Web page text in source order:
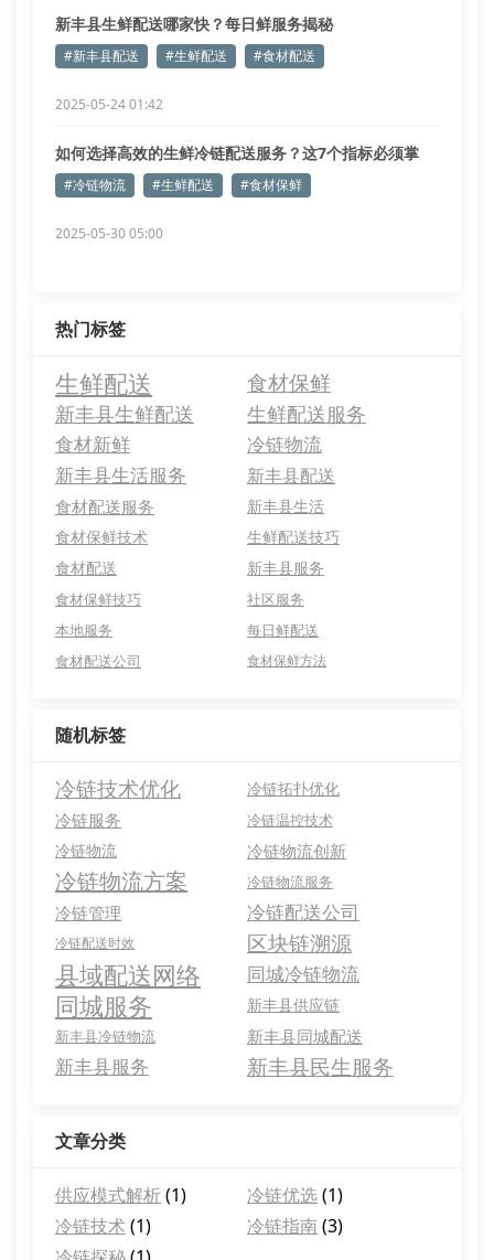
新丰县生鲜配送哪家快？每日鲜服务揭秘
#新丰县配送 #生鲜配送 #食材配送
2025-05-24 01:42
如何选择高效的生鲜冷链配送服务？这7个指标必须掌
握！
#冷链物流 #生鲜配送 #食材保鲜
2025-05-30 05:00
热门标签
生鲜配送
食材保鲜
新丰县生鲜配送
生鲜配送服务
食材新鲜
冷链物流
新丰县生活服务
新丰县配送
食材配送服务
新丰县生活
食材保鲜技术
生鲜配送技巧
食材配送
新丰县服务
食材保鲜技巧
社区服务
本地服务
每日鲜配送
食材配送公司
食材保鲜方法
随机标签
冷链技术优化 冷链拓扑优化
冷链服务 冷链温控技术
冷链物流 冷链物流创新
冷链物流方案 冷链物流服务
冷链管理 冷链配送公司
冷链配送时效 区块链溯源
县域配送网络 同城冷链物流
同城服务 新丰县供应链
新丰县冷链物流 新丰县同城配送
新丰县服务 新丰县民生服务
文章分类
供应模式解析(1) 冷链优选(1)
冷链技术(1) 冷链指南(3)